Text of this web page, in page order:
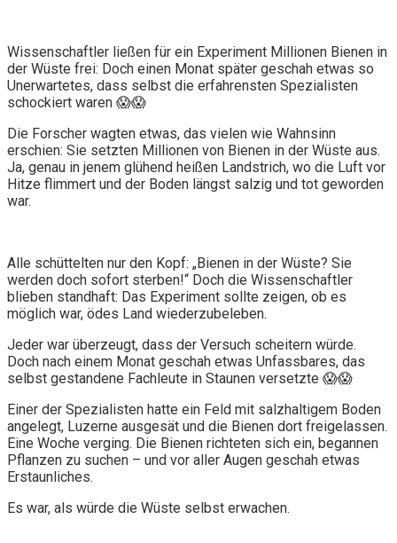
Wissenschaftler ließen für ein Experiment Millionen Bienen in
der Wüste frei: Doch einen Monat später geschah etwas so
Unerwartetes, dass selbst die erfahrensten Spezialisten
schockiert waren 😱😱
Die Forscher wagten etwas, das vielen wie Wahnsinn
erschien: Sie setzten Millionen von Bienen in der Wüste aus.
Ja, genau in jenem glühend heißen Landstrich, wo die Luft vor
Hitze flimmert und der Boden längst salzig und tot geworden
war.
Alle schüttelten nur den Kopf: „Bienen in der Wüste? Sie
werden doch sofort sterben!“ Doch die Wissenschaftler
blieben standhaft: Das Experiment sollte zeigen, ob es
möglich war, ödes Land wiederzubeleben.
Jeder war überzeugt, dass der Versuch scheitern würde.
Doch nach einem Monat geschah etwas Unfassbares, das
selbst gestandene Fachleute in Staunen versetzte 😱😱
Einer der Spezialisten hatte ein Feld mit salzhaltigem Boden
angelegt, Luzerne ausgesät und die Bienen dort freigelassen.
Eine Woche verging. Die Bienen richteten sich ein, begannen
Pflanzen zu suchen – und vor aller Augen geschah etwas
Erstaunliches.
Es war, als würde die Wüste selbst erwachen.